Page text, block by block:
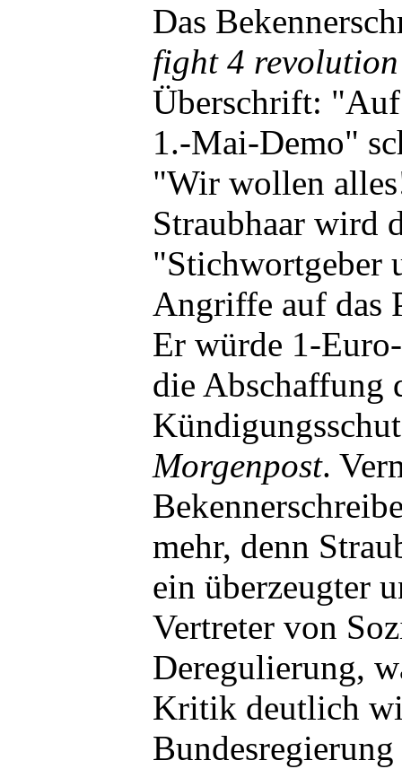
Das
fight 4
Überschrift:
1.-Mai-Demo"
"Wir wollen
Straubhaar wird
"Stichwortgeber
Angriffe auf das
Er würde 1-
die Abschaffung
Morgenpost.
mehr, denn
ein überzeugter
Vertreter von
Deregulierung,
Kritik deutlich